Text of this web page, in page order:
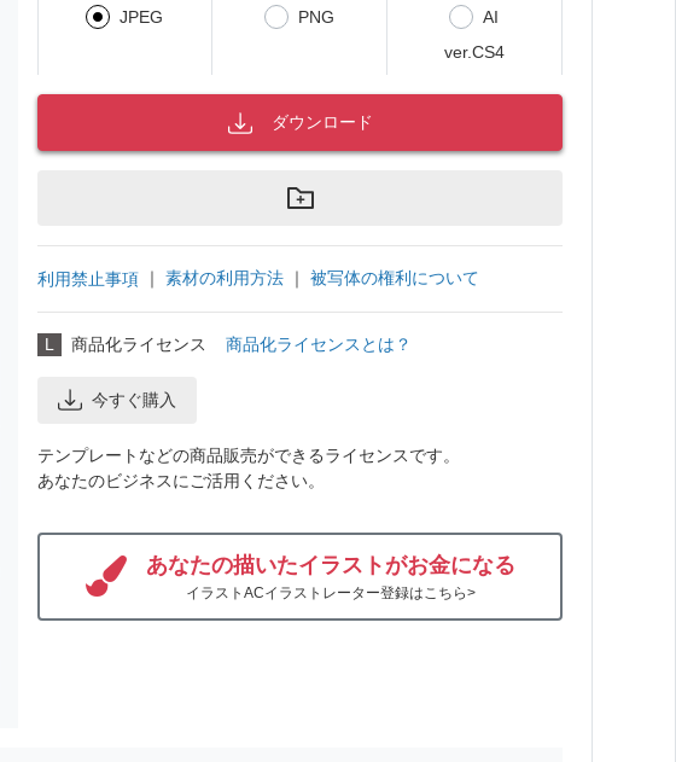
JPEG PNG
AI
ver.CS4
ダウンロード
利用禁止事項 ｜ 素材の利用方法 ｜ 被写体の権利について
L 商品化ライセンス 商品化ライセンスとは？
今すぐ購入
テンプレートなどの商品販売ができるライセンスです。
あなたのビジネスにご活用ください。
あなたの描いたイラストがお金になる
イラストACイラストレーター登録はこちら>